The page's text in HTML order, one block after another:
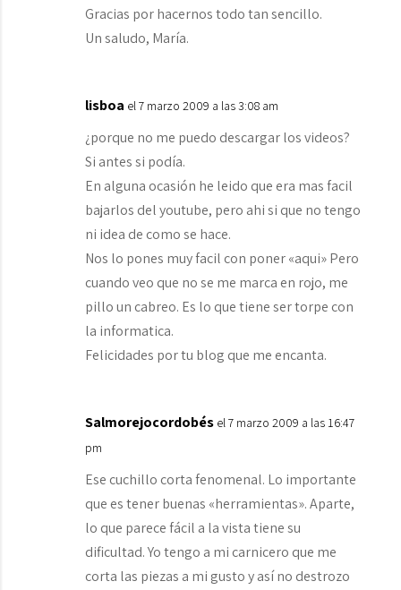
Gracias por hacernos todo tan sencillo.
Un saludo, María.
lisboa el 7 marzo 2009 a las 3:08 am
¿porque no me puedo descargar los videos?
Si antes si podía.
En alguna ocasión he leido que era mas facil
bajarlos del youtube, pero ahi si que no tengo
ni idea de como se hace.
Nos lo pones muy facil con poner «aqui» Pero
cuando veo que no se me marca en rojo, me
pillo un cabreo. Es lo que tiene ser torpe con
la informatica.
Felicidades por tu blog que me encanta.
Salmorejocordobés el 7 marzo 2009 a las 16:47
pm
Ese cuchillo corta fenomenal. Lo importante
que es tener buenas «herramientas». Aparte,
lo que parece fácil a la vista tiene su
dificultad. Yo tengo a mi carnicero que me
corta las piezas a mi gusto y así no destrozo